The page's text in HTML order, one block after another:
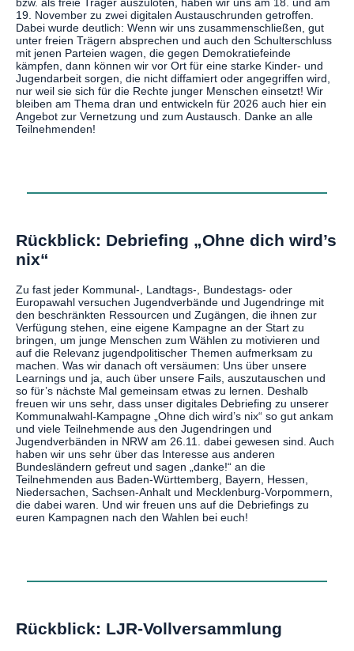
19. November zu zwei digitalen Austauschrunden getroffen.
Dabei wurde deutlich: Wenn wir uns zusammenschließen, gut
unter freien Trägern absprechen und auch den Schulterschluss
mit jenen Parteien wagen, die gegen Demokratiefeinde
kämpfen, dann können wir vor Ort für eine starke Kinder- und
Jugendarbeit sorgen, die nicht diffamiert oder angegriffen wird,
nur weil sie sich für die Rechte junger Menschen einsetzt! Wir
bleiben am Thema dran und entwickeln für 2026 auch hier ein
Angebot zur Vernetzung und zum Austausch. Danke an alle
Teilnehmenden!
Rückblick: Debriefing „Ohne dich wird’s
nix“
Zu fast jeder Kommunal-, Landtags-, Bundestags- oder
Europawahl versuchen Jugendverbände und Jugendringe mit
den beschränkten Ressourcen und Zugängen, die ihnen zur
Verfügung stehen, eine eigene Kampagne an der Start zu
bringen, um junge Menschen zum Wählen zu motivieren und
auf die Relevanz jugendpolitischer Themen aufmerksam zu
machen. Was wir danach oft versäumen: Uns über unsere
Learnings und ja, auch über unsere Fails, auszutauschen und
so für’s nächste Mal gemeinsam etwas zu lernen. Deshalb
freuen wir uns sehr, dass unser digitales Debriefing zu unserer
Kommunalwahl-Kampagne „Ohne dich wird’s nix“ so gut ankam
und viele Teilnehmende aus den Jugendringen und
Jugendverbänden in NRW am 26.11. dabei gewesen sind. Auch
haben wir uns sehr über das Interesse aus anderen
Bundesländern gefreut und sagen „danke!“ an die
Teilnehmenden aus Baden-Württemberg, Bayern, Hessen,
Niedersachen, Sachsen-Anhalt und Mecklenburg-Vorpommern,
die dabei waren. Und wir freuen uns auf die Debriefings zu
euren Kampagnen nach den Wahlen bei euch!
Rückblick: LJR-Vollversammlung